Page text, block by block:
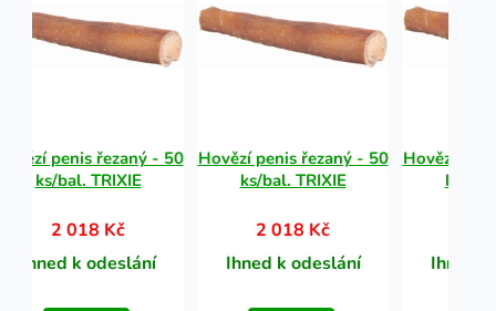
penis řezaný - 50
ks/bal. TRIXIE
2 018 Kč
Ihned k odeslání
Hovězí penis řezaný - 50
ks/bal. TRIXIE
2 018 Kč
Ihned k odeslání
Hovězí
ks/
Ihned